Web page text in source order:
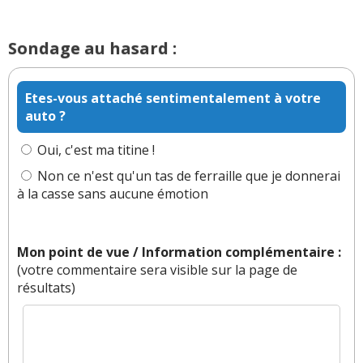
Réagir à ce commentaire
(Votre post sera visible sous le commentaire)
Sondage au hasard :
Etes-vous attaché sentimentalement à votre
auto ?
Oui, c'est ma titine !
Non ce n'est qu'un tas de ferraille que je donnerai
à la casse sans aucune émotion
Mon point de vue / Information complémentaire :
(votre commentaire sera visible sur la page de
résultats)